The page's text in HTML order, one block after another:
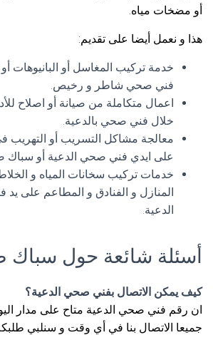
أو مضخات مياه.
هذا و نعمل أيضا على تقديم:
خدمة تركيب المغاسل أو البانيوهات
فني صحي شاطر و رخيص.
اعمال متكاملة من صيانة أو اصلاح
خلال فني صحي بالدعية.
معالجة مشاكل التسريب أو التهريب
على ايدي فني صحي الدعية أو
خدمات تركيب سخانات المياه و
المنازل و الفنادق و المطاعم على
الدعية.
أسئلة شائعة حول
كيف يمكن الاتصال بفني صحي الدعية؟
ان رقم فني صحي الدعية متاح على مدار
جميعا الاتصال بنا في أي وقت و سنلبي